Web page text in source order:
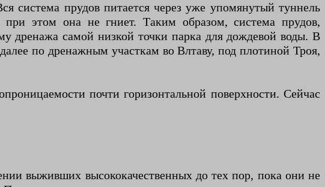
система прудов питается через уже упомянутый туннель
этом она не гниет. Таким образом, система прудов,
дренажа самой низкой точки парка для дождевой воды. В
по дренажным участкам во Влтаву, под плотиной Троя,
почти горизонтальной поверхности. Сейчас
выживших высококачественных до тех пор, пока они не